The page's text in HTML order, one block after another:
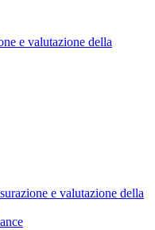
e valutazione della
e valutazione della